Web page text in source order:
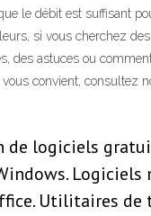
le débit est suffisant
si vous cherchez
des astuces ou
vous convient, consultez
de logiciels
Logiciels
Utilitaires de